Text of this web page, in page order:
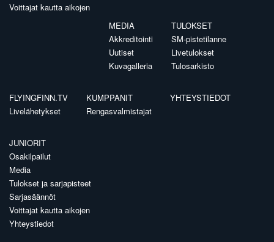
Voittajat kautta aikojen
MEDIA
Akkreditointi
Uutiset
Kuvagalleria
TULOKSET
SM-pistetilanne
Livetulokset
Tulosarkisto
FLYINGFINN.TV
Livelähetykset
KUMPPANIT
Rengasvalmistajat
YHTEYSTIEDOT
JUNIORIT
Osakilpailut
Media
Tulokset ja sarjapisteet
Sarjasäännöt
Voittajat kautta aikojen
Yhteystiedot